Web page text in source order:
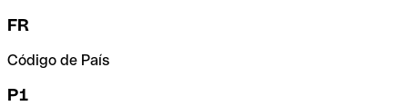
FR
Código de País
P1